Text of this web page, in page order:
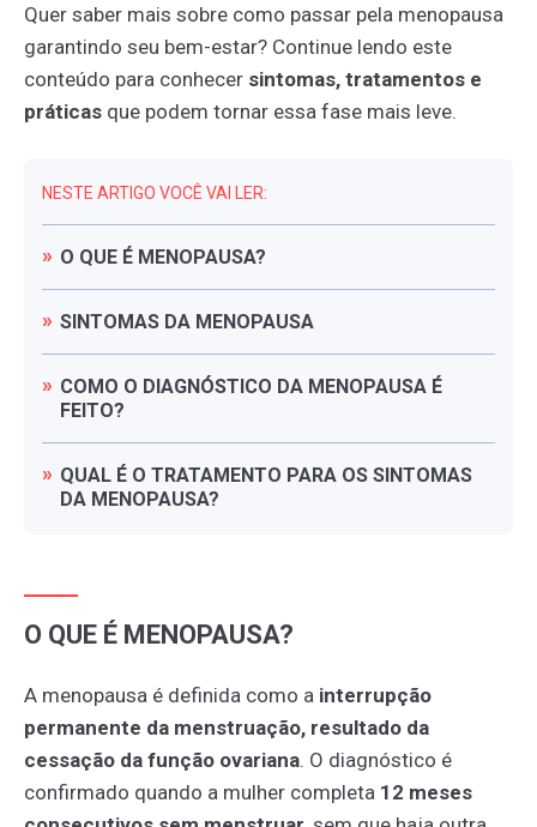
Quer saber mais sobre como passar pela menopausa
garantindo seu bem-estar? Continue lendo este
conteúdo para conhecer sintomas, tratamentos e
práticas que podem tornar essa fase mais leve.
NESTE ARTIGO VOCÊ VAI LER:
O QUE É MENOPAUSA?
SINTOMAS DA MENOPAUSA
COMO O DIAGNÓSTICO DA MENOPAUSA É
FEITO?
QUAL É O TRATAMENTO PARA OS SINTOMAS
DA MENOPAUSA?
O QUE É MENOPAUSA?
A menopausa é definida como a interrupção
permanente da menstruação, resultado da
cessação da função ovariana. O diagnóstico é
confirmado quando a mulher completa 12 meses